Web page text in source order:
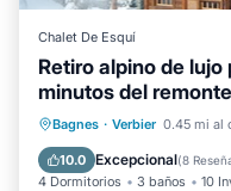
Chalet De Esquí
Retiro alpino de
minutos del
Bagnes · Verbier 0.45 mi al
10.0 Excepcional(8
4 Dormitorios 3 baños 10
Bañera de
Chimenea/
Se admiten